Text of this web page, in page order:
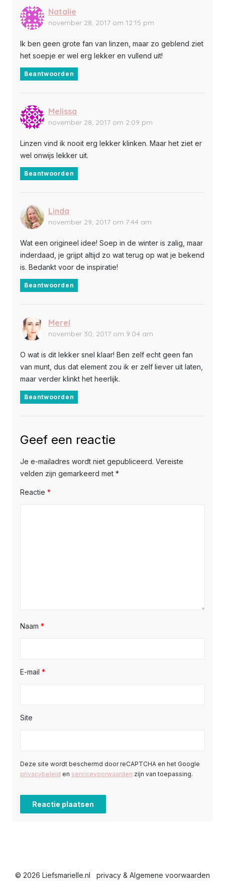
Natalie
november 28, 2017 om 12:15 pm
Ik ben geen grote fan van linzen, maar zo geblend ziet
het soepje er wel erg lekker en vullend uit!
Beantwoorden
Melissa
november 28, 2017 om 2:09 pm
Linzen vind ik nooit erg lekker klinken. Maar het ziet er
wel onwijs lekker uit.
Beantwoorden
Linda
november 29, 2017 om 7:44 am
Wat een origineel idee! Soep in de winter is zalig, maar
inderdaad, je grijpt altijd zo wat terug op wat je bekend
is. Bedankt voor de inspiratie!
Beantwoorden
Merel
november 30, 2017 om 9:04 am
O wat is dit lekker snel klaar! Ben zelf echt geen fan
van munt, dus dat element zou ik er zelf liever uit laten,
maar verder klinkt het heerlijk.
Beantwoorden
Geef een reactie
Je e-mailadres wordt niet gepubliceerd. Vereiste
velden zijn gemarkeerd met *
Reactie *
Naam *
E-mail *
Site
Deze site wordt beschermd door reCAPTCHA en het Google
privacybeleid en servicevoorwaarden zijn van toepassing.
© 2026 Liefsmarielle.nl privacy & Algemene voorwaarden